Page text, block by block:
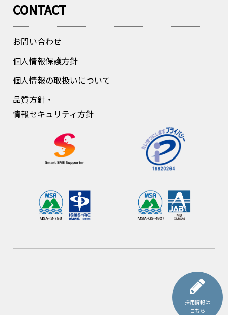
採用情報は
こちら
CONTACT
お問い合わせ
個人情報保護方針
個人情報の取扱いについて
品質方針・
情報セキュリティ方針